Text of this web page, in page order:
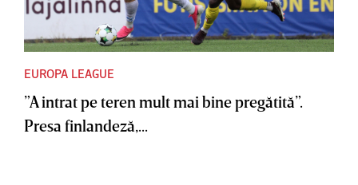
EUROPA LEAGUE
”A intrat pe teren mult mai bine pregătită”.
Presa finlandeză,...